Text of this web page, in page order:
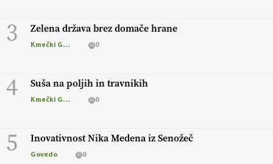
3 Zelena država brez domače hrane
Kmečki Glas 0
4 Suša na poljih in travnikih
Kmečki Glas 0
5 Inovativnost Nika Medena iz Senožeč
Govedo 0